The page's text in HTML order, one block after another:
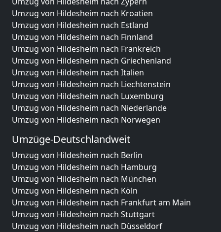
Umzug von Hildesheim nach Kroatien
Umzug von Hildesheim nach Estland
Umzug von Hildesheim nach Finnland
Umzug von Hildesheim nach Frankreich
Umzug von Hildesheim nach Griechenland
Umzug von Hildesheim nach Italien
Umzug von Hildesheim nach Liechtenstein
Umzug von Hildesheim nach Luxemburg
Umzug von Hildesheim nach Niederlande
Umzug von Hildesheim nach Norwegen
Umzüge-Deutschlandweit
Umzug von Hildesheim nach Berlin
Umzug von Hildesheim nach Hamburg
Umzug von Hildesheim nach München
Umzug von Hildesheim nach Köln
Umzug von Hildesheim nach Frankfurt am Main
Umzug von Hildesheim nach Stuttgart
Umzug von Hildesheim nach Düsseldorf